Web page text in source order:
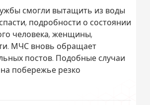
смогли вытащить из воды
подробности о состоянии
человека, женщины,
МЧС вновь обращает
постов. Подобные случаи
побережье резко